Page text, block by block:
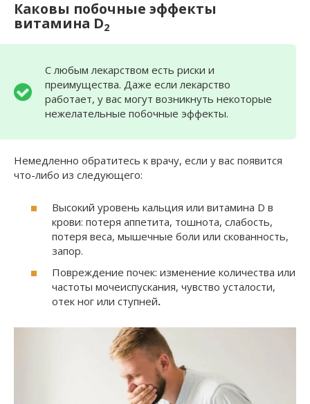
Каковы побочные эффекты
витамина D2
С любым лекарством есть риски и
преимущества. Даже если лекарство
работает, у вас могут возникнуть некоторые
нежелательные побочные эффекты.
Немедленно обратитесь к врачу, если у вас появится
что-либо из следующего:
Высокий уровень кальция или витамина D в
крови: потеря аппетита, тошнота, слабость,
потеря веса, мышечные боли или скованность,
запор.
Повреждение почек: изменение количества или
частоты мочеиспускания, чувство усталости,
отек ног или ступней.